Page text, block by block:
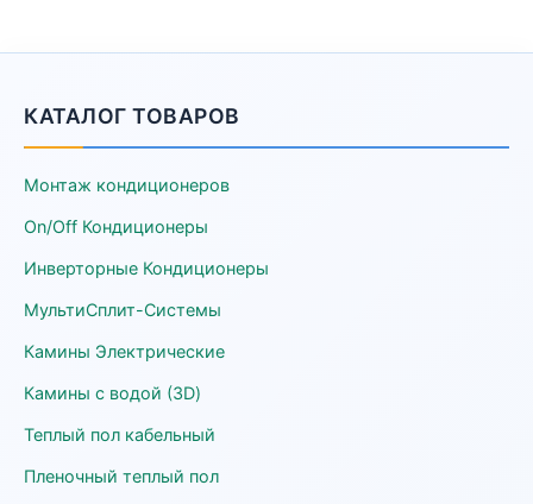
КАТАЛОГ ТОВАРОВ
Монтаж кондиционеров
On/Off Кондиционеры
Инверторные Кондиционеры
МультиСплит-Системы
Камины Электрические
Камины с водой (3D)
Теплый пол кабельный
Пленочный теплый пол